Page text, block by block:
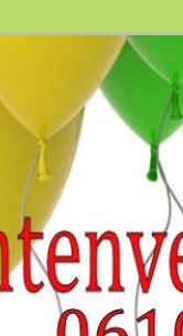
feest! 06-10 77 62 28